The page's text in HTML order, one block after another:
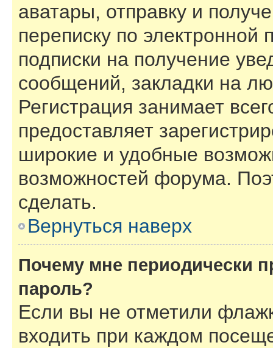
аватары, отправку и
переписку по электронной
подписки на получение
сообщений, закладки на
Регистрация занимает
предоставляет
широкие и удобные
возможностей форума.
сделать.
Вернуться наверх
Почему мне периодически
пароль?
Если вы не отметили
входить при каждом